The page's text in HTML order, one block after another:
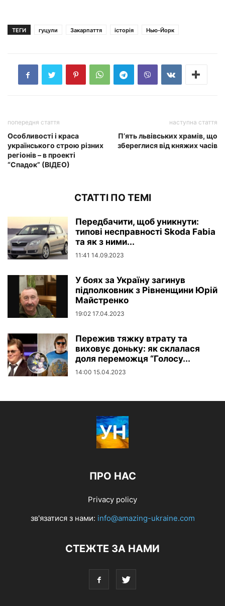
ТЕГИ гуцули Закарпаття історія Нью-Йорк
попередня стаття
Особливості і краса
українського строю різних
регіонів – в проекті
“Спадок” (ВІДЕО)
наступна стаття
П’ять львівських храмів, що
збереглися від княжих часів
СТАТТІ ПО ТЕМІ
Передбачити, щоб уникнути:
типові несправності Skoda Fabia
та як з ними...
11:41 14.09.2023
У боях за Україну загинув
підполковник з Рівненщини Юрій
Майстренко
19:02 17.04.2023
Пережив тяжку втрату та
виховує доньку: як склалася
доля переможця “Голосу...
14:00 15.04.2023
ПРО НАС
Privacy policy
зв'язатися з нами: info@amazing-ukraine.com
СТЕЖТЕ ЗА НАМИ